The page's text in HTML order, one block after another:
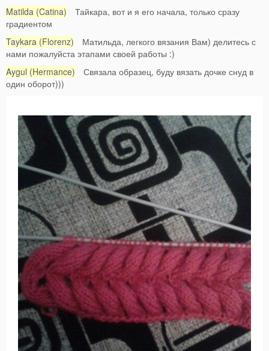
Matilda (Catina) Тайкара, вот и я его начала, только сразу
градиентом
Taykara (Florenz) Матильда, легкого вязания Вам) делитесь с
нами пожалуйста этапами своей работы :)
Aygul (Hermance) Связала образец, буду вязать дочке снуд в
один оборот)))